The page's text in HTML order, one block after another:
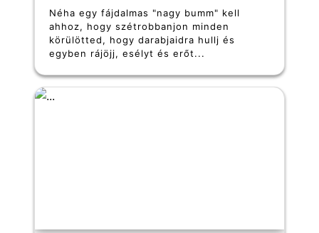
Néha egy fájdalmas "nagy bumm" kell
ahhoz, hogy szétrobbanjon minden
körülötted, hogy darabjaidra hullj és
egyben rájöjj, esélyt és erőt...